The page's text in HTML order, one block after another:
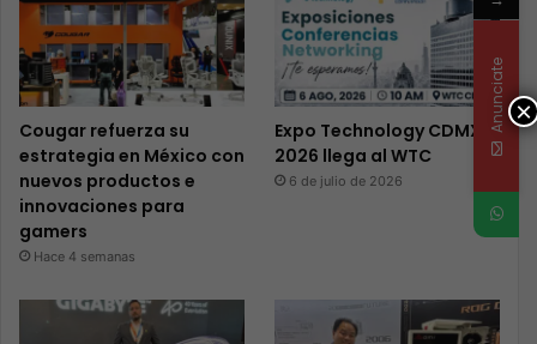
Cougar refuerza su
estrategia en México con
nuevos productos e
innovaciones para
gamers
Hace 4 semanas
Expo Technology CDMX
2026 llega al WTC
6 de julio de 2026
×
Anunciate